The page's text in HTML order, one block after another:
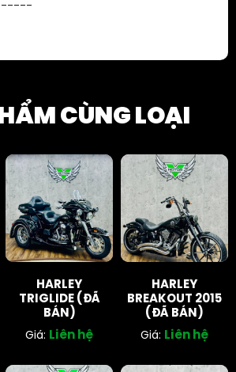
CÙNG LOẠI
HARLEY
TRIGLIDE (ĐÃ
BÁN)
Giá: Liên hệ
HARLEY
BREAKOUT 2015
(ĐÃ BÁN)
Giá: Liên hệ